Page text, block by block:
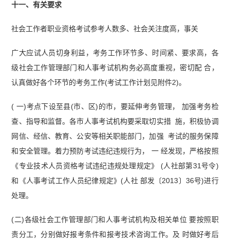
十一、有关要求
社会工作者职业资格考试参考人数多、社会关注度高，事关
广大应试人员切身利益，考务工作环节多、时间紧、要求高，各
级社会工作管理部门和人事考试机构务必高度重视，密切配 合，
认真做好各个环节的考务工作(考试工作计划见附件2)。
( 一)考点下设至县(市、区)的市，要延伸考务管理， 加强考务检
查、指导和监督。各市人事考试机构要采取切实措 施，积极协调
网信、经信、教育、公安等相关职能部门，加强 考试的服务保障
和安全管理。着力预防考试违纪违规行为， 一 经发现，严格按照
《专业技术人员资格考试违纪违规处理规定》 (人社部第31号令)
和《人事考试工作人员纪律规定》(人社 部发〔2013〕36号)进行
处理。
(二)各级社会工作管理部门和人事考试机构及相关单位 要按照职
责分工，分别做好报考条件和报考技术咨询工作。及 时做好考后